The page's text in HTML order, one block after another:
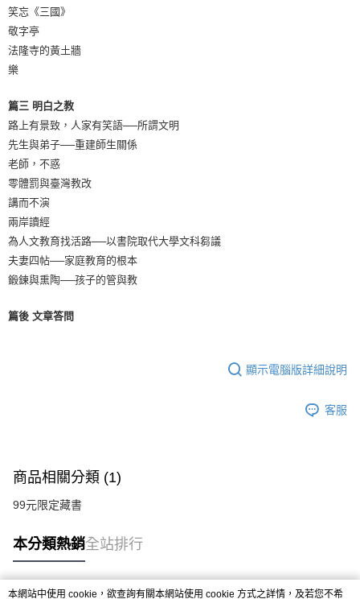
笑忘《三國》
敬字亭
法隆寺的黃土牆
樂
篇三 明白之教
路上有景致，人家有笑語──所謂文明
先生與弟子──重建師生關係
老師，不惑
零體罰與臺灣教改
講而不演
兩岸讀經
為人文教育找活路──以書院取代大學文科芻議
夫妻四帖──家庭教育的根本
鍛鍊與熏陶──孩子的管與教
篇後 文章答問
顯示電腦版詳細說明
客服
商品相關分類 (1)
99元限定藏書
本分類熱銷全站排行
本網站中使用 cookie，欲查詢有關本網站使用 cookie 方式之詳情，及若您不希